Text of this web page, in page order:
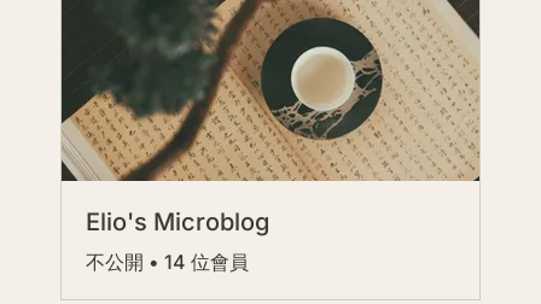
Elio's Microblog
不公開 • 14 位會員